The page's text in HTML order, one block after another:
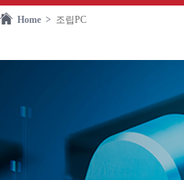
Home > 조립PC